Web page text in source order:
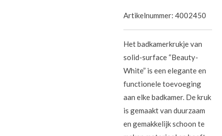
Artikelnummer: 4002450
Het badkamerkrukje van
solid-surface “Beauty-
White” is een elegante en
functionele toevoeging
aan elke badkamer. De kruk
is gemaakt van duurzaam
en gemakkelijk schoon te